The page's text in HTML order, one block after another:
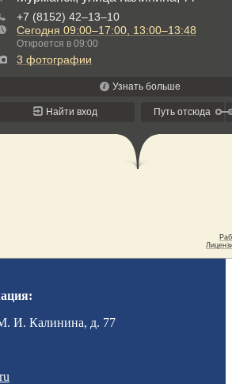
И. Калинина, д. 77